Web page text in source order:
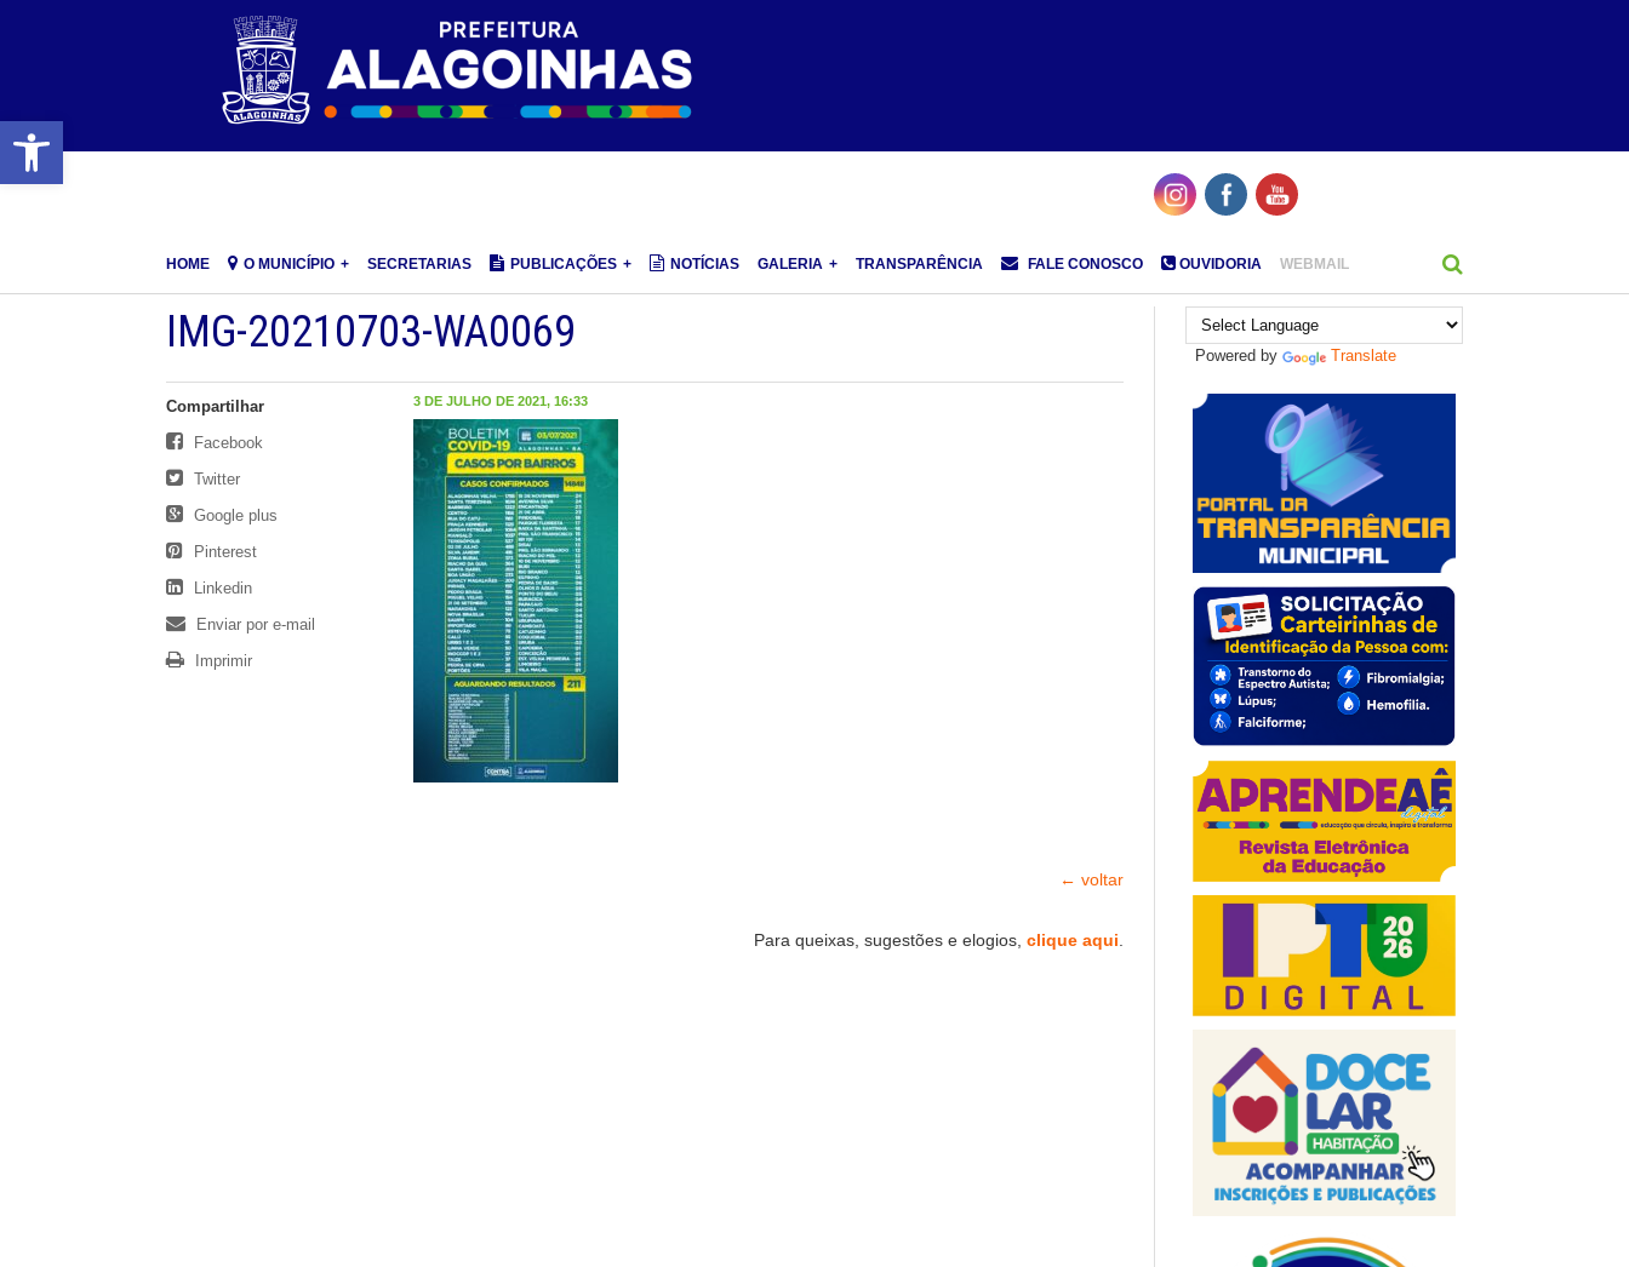
Barra de Ferramentas Aberta
HOME O MUNICÍPIO SECRETARIAS PUBLICAÇÕES NOTÍCIAS GALERIA TRANSPARÊNCIA FALE CONOSCO OUVIDORIA WEBMAIL
IMG-20210703-WA0069
3 DE JULHO DE 2021, 16:33
← voltar
Para queixas, sugestões e elogios, clique aqui.
Compartilhar
Facebook
Twitter
Google plus
Pinterest
Linkedin
Enviar por e-mail
Imprimir
Powered by Translate